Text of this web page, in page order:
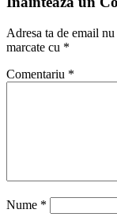
Adresa ta de email
marcate cu *
Comentariu *
Nume *